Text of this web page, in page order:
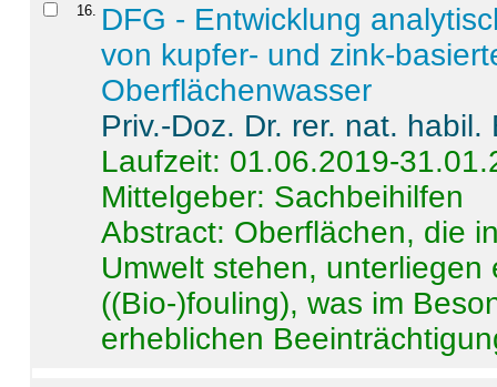
16
DFG - Entwicklung
von kupfer- und zink-
Oberflächenwasser
Priv.-Doz. Dr. rer. nat.
Laufzeit: 01.06.2019-
Mittelgeber: Sachbeihilfen
Abstract: Oberflächen, die
Umwelt stehen,
((Bio-)fouling), was im
erheblichen